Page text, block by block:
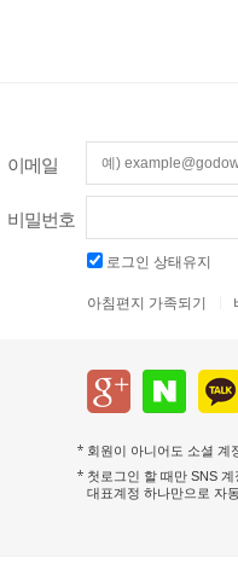
이메일
비밀번호
로그인 상태유지
아침편지 가족되기
회원이 아니어도 소셜 계
첫로그인 할 때만 SNS
대표계정 하나만으로 자